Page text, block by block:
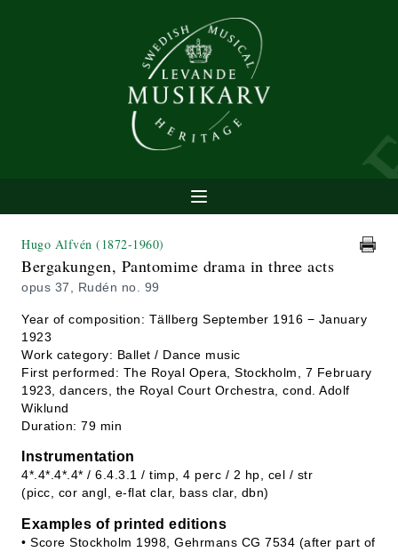
Hugo Alfvén (1872-1960)
Bergakungen, Pantomime drama in three acts
opus 37, Rudén no. 99
Year of composition: Tällberg September 1916 − January
1923
Work category: Ballet / Dance music
First performed: The Royal Opera, Stockholm, 7 February
1923, dancers, the Royal Court Orchestra, cond. Adolf
Wiklund
Duration: 79 min
Instrumentation
4*.4*.4*.4* / 6.4.3.1 / timp, 4 perc / 2 hp, cel / str
(picc, cor angl, e-flat clar, bass clar, dbn)
Examples of printed editions
• Score Stockholm 1998, Gehrmans CG 7534 (after part of